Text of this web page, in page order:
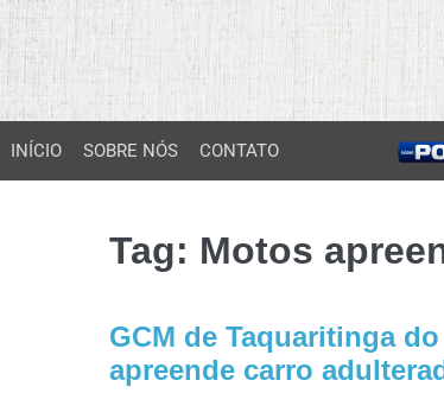
INÍCIO SOBRE NÓS CONTATO
Tag: Motos
GCM de Taquaritinga
apreende carro